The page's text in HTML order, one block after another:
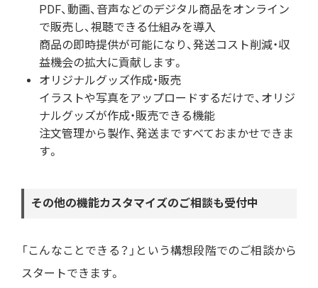
PDF、動画、音声などのデジタル商品をオンライン
で販売し、視聴できる仕組みを導入
商品の即時提供が可能になり、発送コスト削減・収
益機会の拡大に貢献します。
オリジナルグッズ作成・販売
イラストや写真をアップロードするだけで、オリジ
ナルグッズが作成・販売できる機能
注文管理から製作、発送まですべておまかせできま
す。
その他の機能カスタマイズのご相談も受付中
「こんなことできる？」という構想段階でのご相談から
スタートできます。